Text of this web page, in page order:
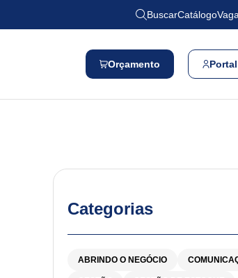
BuscarCatálogo
Orçamento
Categorias
ABRINDO O NEGÓCIO